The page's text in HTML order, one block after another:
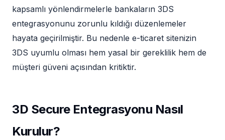
kapsamlı yönlendirmelerle bankaların 3DS
entegrasyonunu zorunlu kıldığı düzenlemeler
hayata geçirilmiştir. Bu nedenle e-ticaret sitenizin
3DS uyumlu olması hem yasal bir gereklilik hem de
müşteri güveni açısından kritiktir.
3D Secure Entegrasyonu Nasıl
Kurulur?